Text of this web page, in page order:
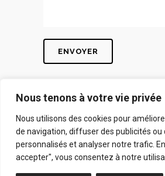
Nous tenons à votre vie privée
Nous utilisons des cookies pour
de navigation, diffuser des publicités ou
personnalisés et analyser notre trafic.
accepter", vous consentez à notre
SD STORE S.A | RUE DU WAINAGE